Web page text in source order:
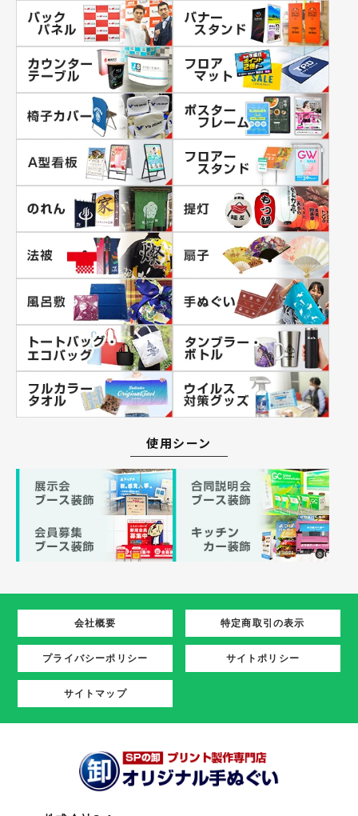
使用シーン
会社概要 特定商取引の表示
プライバシーポリシー サイトポリシー
サイトマップ